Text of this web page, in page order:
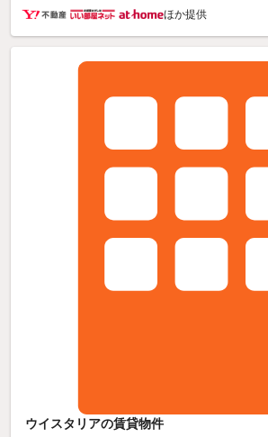
ほか提供
ウイスタリアの賃貸物件